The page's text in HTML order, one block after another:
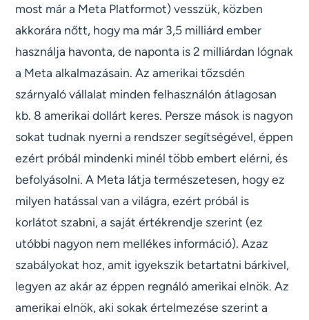
most már a Meta Platformot) vesszük, közben
akkorára nőtt, hogy ma már 3,5 milliárd ember
használja havonta, de naponta is 2 milliárdan lógnak
a Meta alkalmazásain. Az amerikai tőzsdén
szárnyaló vállalat minden felhasználón átlagosan
kb. 8 amerikai dollárt keres. Persze mások is nagyon
sokat tudnak nyerni a rendszer segítségével, éppen
ezért próbál mindenki minél több embert elérni, és
befolyásolni. A Meta látja természetesen, hogy ez
milyen hatással van a világra, ezért próbál is
korlátot szabni, a saját értékrendje szerint (ez
utóbbi nagyon nem mellékes információ). Azaz
szabályokat hoz, amit igyekszik betartatni bárkivel,
legyen az akár az éppen regnáló amerikai elnök. Az
amerikai elnök, aki sokak értelmezése szerint a